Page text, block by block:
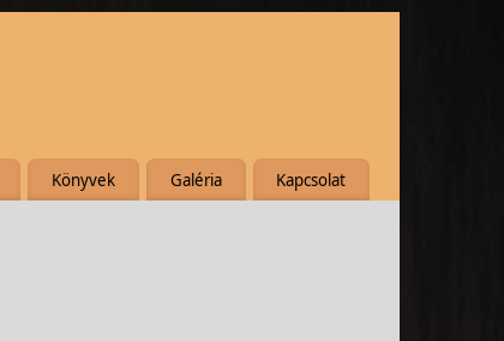
Könyvek Galéria Kapcsolat